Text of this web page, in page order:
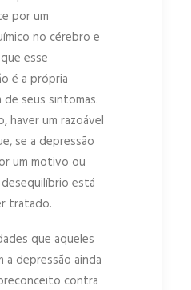
por um
no cérebro e
esse
é a própria
de seus sintomas.
haver um razoável
se a depressão
um motivo ou
está
tratado.
que aqueles
a depressão ainda
contra